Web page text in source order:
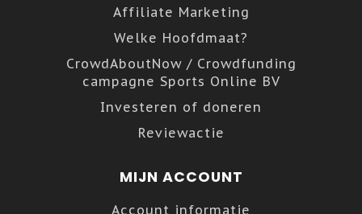
Affiliate Marketing
Welke Hoofdmaat?
CrowdAboutNow / Crowdfunding
campagne Sports Online BV
Investeren of doneren
Reviewactie
MIJN ACCOUNT
Account informatie